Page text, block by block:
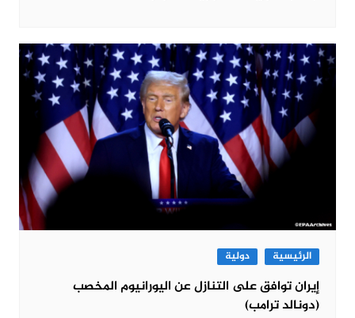
الرئيسية دولية
إيران توافق على التنازل عن اليورانيوم المخصب
(دونالد ترامب)